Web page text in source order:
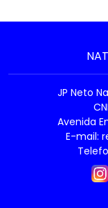
JP Neto
Avenida
E-mail: